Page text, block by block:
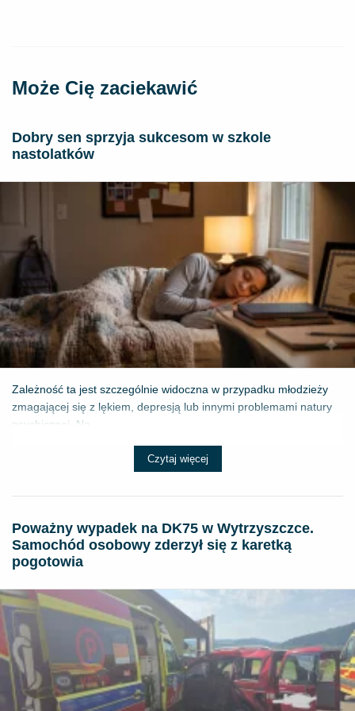
Może Cię zaciekawić
Dobry sen sprzyja sukcesom w szkole
nastolatków
Zależność ta jest szczególnie widoczna w przypadku młodzieży
zmagającej się z lękiem, depresją lub innymi problemami natury
psychicznej. Na...
Czytaj więcej
Poważny wypadek na DK75 w Wytrzyszczce.
Samochód osobowy zderzył się z karetką
pogotowia